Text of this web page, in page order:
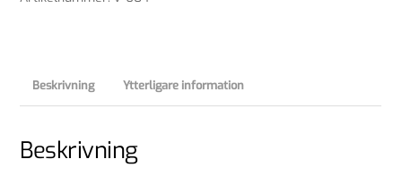
Beskrivning Ytterligare information
Beskrivning